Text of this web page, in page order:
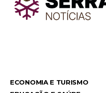
ECONOMIA E TURISMO